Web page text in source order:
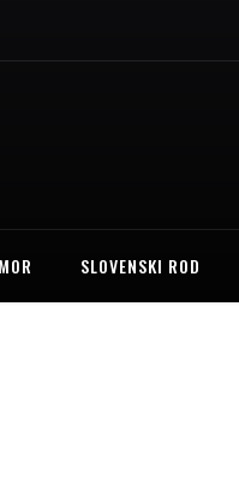
SLOVENSKI ROD